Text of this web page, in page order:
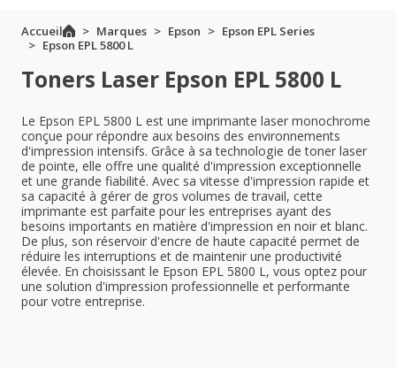
Accueil Marques Epson
Epson EPL Series
Epson EPL 5800 L
Toners Laser Epson EPL 5800 L
Le Epson EPL 5800 L est une imprimante laser monochrome
conçue pour répondre aux besoins des environnements
d'impression intensifs. Grâce à sa technologie de toner laser
de pointe, elle offre une qualité d'impression exceptionnelle
et une grande fiabilité. Avec sa vitesse d'impression rapide et
sa capacité à gérer de gros volumes de travail, cette
imprimante est parfaite pour les entreprises ayant des
besoins importants en matière d'impression en noir et blanc.
De plus, son réservoir d'encre de haute capacité permet de
réduire les interruptions et de maintenir une productivité
élevée. En choisissant le Epson EPL 5800 L, vous optez pour
une solution d'impression professionnelle et performante
pour votre entreprise.